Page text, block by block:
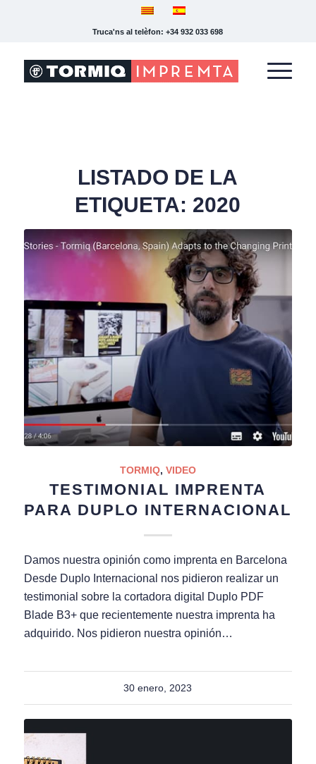
Truca'ns al telèfon: +34 932 033 698
LISTADO DE LA
ETIQUETA: 2020
TORMIQ, VIDEO
TESTIMONIAL IMPRENTA
PARA DUPLO INTERNACIONAL
Damos nuestra opinión como imprenta en Barcelona
Desde Duplo Internacional nos pidieron realizar un
testimonial sobre la cortadora digital Duplo PDF
Blade B3+ que recientemente nuestra imprenta ha
adquirido. Nos pidieron nuestra opinión…
30 enero, 2023